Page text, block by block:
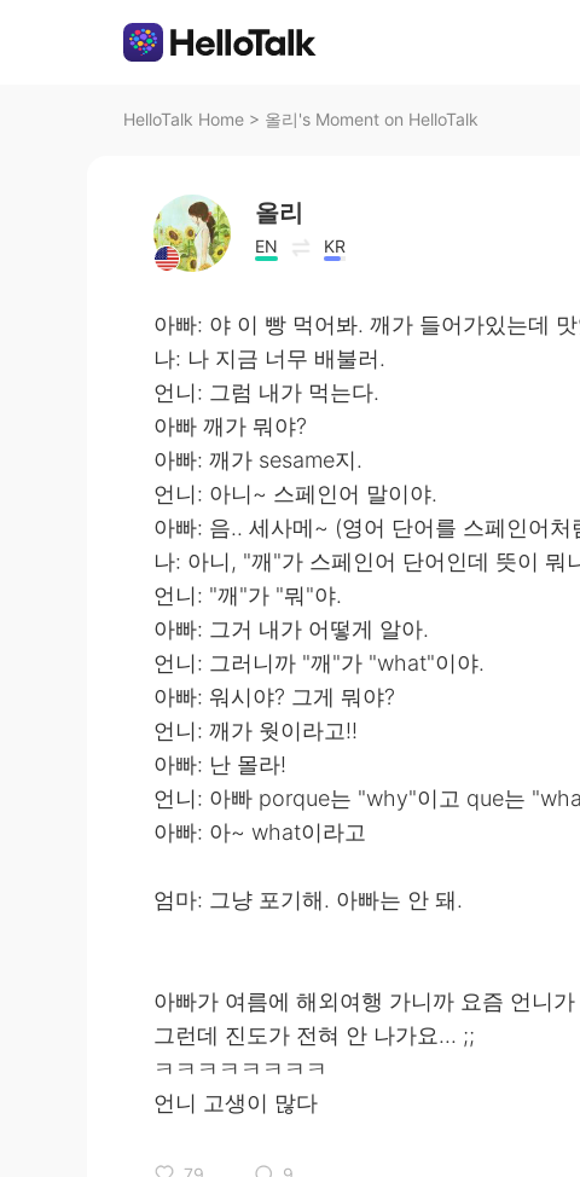
HelloTalk Home > 올리's Moment on HelloTalk
올리
EN KR
아빠: 야 이 빵 먹어봐. 깨가 들어가있는데
나: 나 지금 너무 배불러.
언니: 그럼 내가 먹는다.
아빠 깨가 뭐야?
아빠: 깨가 sesame지.
언니: 아니~ 스페인어 말이야.
아빠: 음.. 세사메~ (영어 단어를 스페인어
나: 아니, "깨"가 스페인어 단어인데 뜻이 뭐
언니: "깨"가 "뭐"야.
아빠: 그거 내가 어떻게 알아.
언니: 그러니까 "깨"가 "what"이야.
아빠: 워시야? 그게 뭐야?
언니: 깨가 웟이라고!!
아빠: 난 몰라!
언니: 아빠 porque는 "why"이고 que는
아빠: 아~ what이라고
엄마: 그냥 포기해. 아빠는 안 돼.
아빠가 여름에 해외여행 가니까 요즘 언니
그런데 진도가 전혀 안 나가요... ;;
ㅋㅋㅋㅋㅋㅋㅋㅋ
언니 고생이 많다